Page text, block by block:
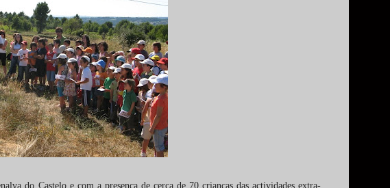
do Castelo e com a presença de cerca de 70 crianças das actividades extra-